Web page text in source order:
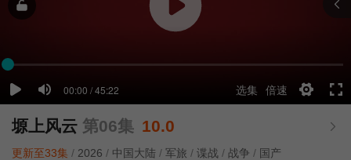
塬上风云 第06集 10.0
更新至33集 / 2026 / 中国大陆 / 军旅 / 谍战 / 战争 / 国产